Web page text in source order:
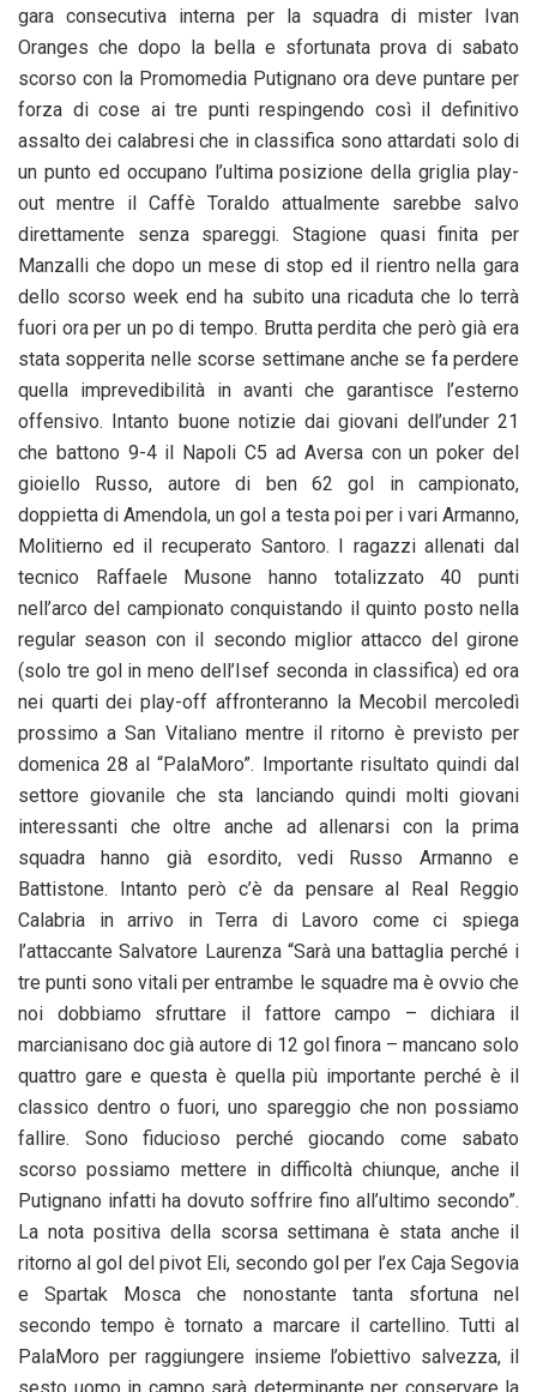
gara consecutiva interna per la squadra di mister Ivan
Oranges che dopo la bella e sfortunata prova di sabato
scorso con la Promomedia Putignano ora deve puntare per
forza di cose ai tre punti respingendo così il definitivo
assalto dei calabresi che in classifica sono attardati solo di
un punto ed occupano l’ultima posizione della griglia play-
out mentre il Caffè Toraldo attualmente sarebbe salvo
direttamente senza spareggi. Stagione quasi finita per
Manzalli che dopo un mese di stop ed il rientro nella gara
dello scorso week end ha subito una ricaduta che lo terrà
fuori ora per un po di tempo. Brutta perdita che però già era
stata sopperita nelle scorse settimane anche se fa perdere
quella imprevedibilità in avanti che garantisce l’esterno
offensivo. Intanto buone notizie dai giovani dell’under 21
che battono 9-4 il Napoli C5 ad Aversa con un poker del
gioiello Russo, autore di ben 62 gol in campionato,
doppietta di Amendola, un gol a testa poi per i vari Armanno,
Molitierno ed il recuperato Santoro. I ragazzi allenati dal
tecnico Raffaele Musone hanno totalizzato 40 punti
nell’arco del campionato conquistando il quinto posto nella
regular season con il secondo miglior attacco del girone
(solo tre gol in meno dell’Isef seconda in classifica) ed ora
nei quarti dei play-off affronteranno la Mecobil mercoledì
prossimo a San Vitaliano mentre il ritorno è previsto per
domenica 28 al “PalaMoro”. Importante risultato quindi dal
settore giovanile che sta lanciando quindi molti giovani
interessanti che oltre anche ad allenarsi con la prima
squadra hanno già esordito, vedi Russo Armanno e
Battistone. Intanto però c’è da pensare al Real Reggio
Calabria in arrivo in Terra di Lavoro come ci spiega
l’attaccante Salvatore Laurenza “Sarà una battaglia perché i
tre punti sono vitali per entrambe le squadre ma è ovvio che
noi dobbiamo sfruttare il fattore campo – dichiara il
marcianisano doc già autore di 12 gol finora – mancano solo
quattro gare e questa è quella più importante perché è il
classico dentro o fuori, uno spareggio che non possiamo
fallire. Sono fiducioso perché giocando come sabato
scorso possiamo mettere in difficoltà chiunque, anche il
Putignano infatti ha dovuto soffrire fino all’ultimo secondo”.
La nota positiva della scorsa settimana è stata anche il
ritorno al gol del pivot Eli, secondo gol per l’ex Caja Segovia
e Spartak Mosca che nonostante tanta sfortuna nel
secondo tempo è tornato a marcare il cartellino. Tutti al
PalaMoro per raggiungere insieme l’obiettivo salvezza, il